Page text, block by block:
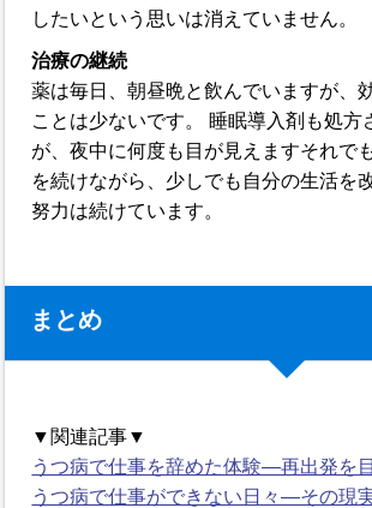
したいという思いは消えていません。
治療の継続
薬は毎日、朝昼晩と飲んでいますが、
ことは少ないです。 睡眠導入剤も処方
が、夜中に何度も目が見えますそれで
を続けながら、少しでも自分の生活を
努力は続けています。
まとめ
▼関連記事▼
うつ病で仕事を辞めた体験―再出発を
うつ病で仕事ができない日々―その現